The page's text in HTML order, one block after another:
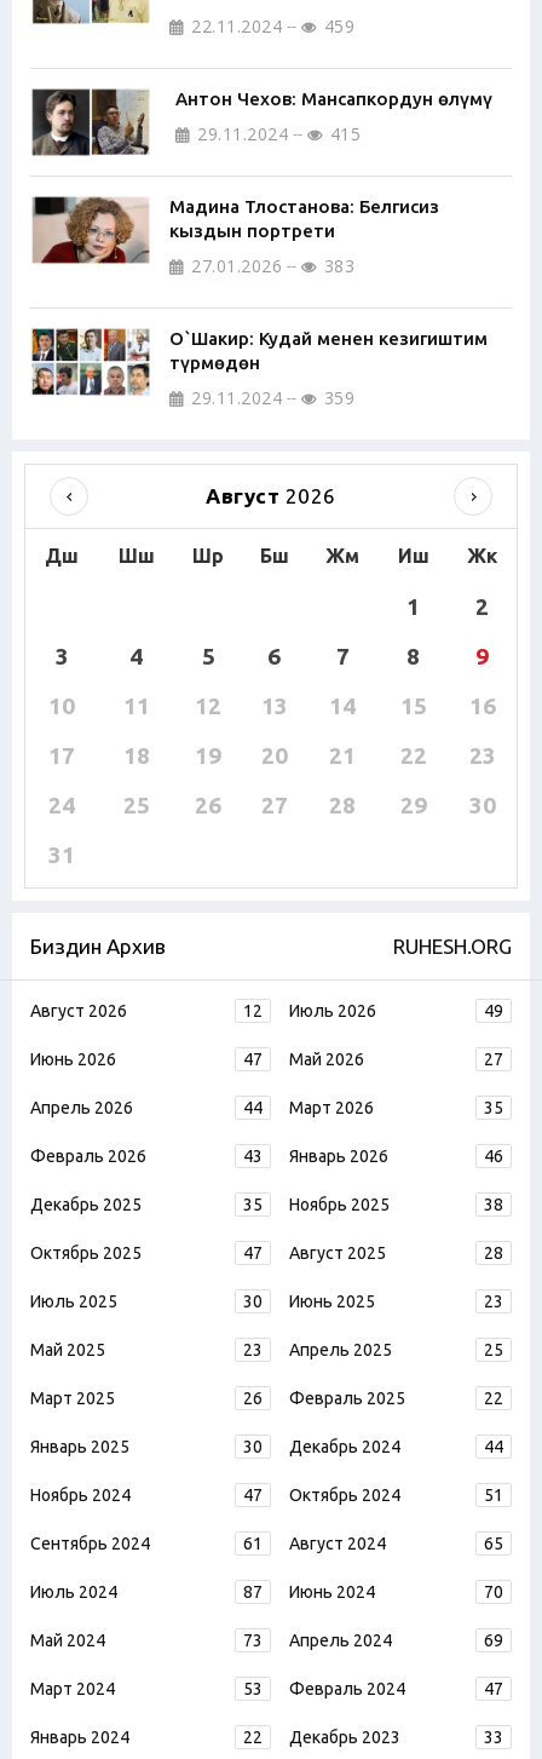
22.11.2024 459
Антон Чехов: Мансапкордун өлүмү
29.11.2024 415
Мадина Тлостанова: Белгисиз
кыздын портрети
27.01.2026 383
О`Шакир: Кудай менен кезигиштим
түрмөдөн
29.11.2024 359
Август 2026
Дш Шш Шр Бш Жм Иш Жк
1
2
3
4 5 6 7 8
9
10
11 12 13 14 15
16
17
18 19 20 21 22
23
24
25 26 27 28 29
30
31
Биздин Архив RUHESH.ORG
Август 2026 12 Июль 2026 49
Июнь 2026 47 Май 2026 27
Апрель 2026 44 Март 2026 35
Февраль 2026 43 Январь 2026 46
Декабрь 2025 35 Ноябрь 2025 38
Октябрь 2025 47 Август 2025 28
Июль 2025 30 Июнь 2025 23
Май 2025 23 Апрель 2025 25
Март 2025 26 Февраль 2025 22
Январь 2025 30 Декабрь 2024 44
Ноябрь 2024 47 Октябрь 2024 51
Сентябрь 2024 61 Август 2024 65
Июль 2024 87 Июнь 2024 70
Май 2024 73 Апрель 2024 69
Март 2024 53 Февраль 2024 47
Январь 2024 22 Декабрь 2023 33